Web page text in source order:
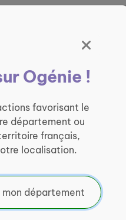
Ogénie !
favorisant le
département ou
français,
localisation.
: